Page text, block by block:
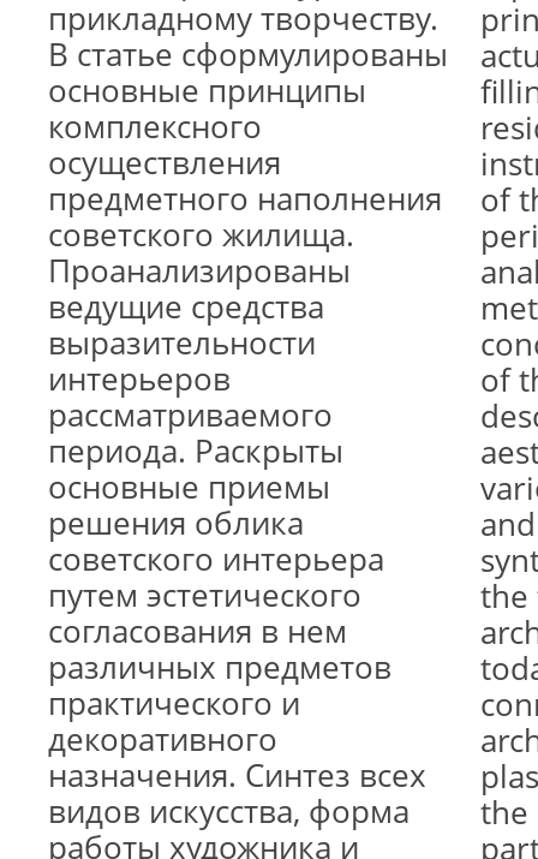
прикладному творчеству.
В статье сформулированы
основные принципы
комплексного
осуществления
предметного наполнения
советского жилища.
Проанализированы
ведущие средства
выразительности
интерьеров
рассматриваемого
периода. Раскрыты
основные приемы
решения облика
советского интерьера
путем эстетического
согласования в нем
различных предметов
практического и
декоративного
назначения. Синтез всех
видов искусства, форма
работы художника и
of
of
the
the